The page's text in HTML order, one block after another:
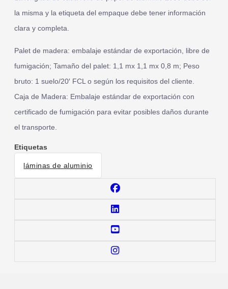
la misma y la etiqueta del empaque debe tener información
clara y completa.
Palet de madera: embalaje estándar de exportación, libre de
fumigación; Tamaño del palet: 1,1 mx 1,1 mx 0,8 m; Peso
bruto: 1 suelo/20′ FCL o según los requisitos del cliente.
Caja de Madera: Embalaje estándar de exportación con
certificado de fumigación para evitar posibles daños durante
el transporte.
Etiquetas
láminas de aluminio